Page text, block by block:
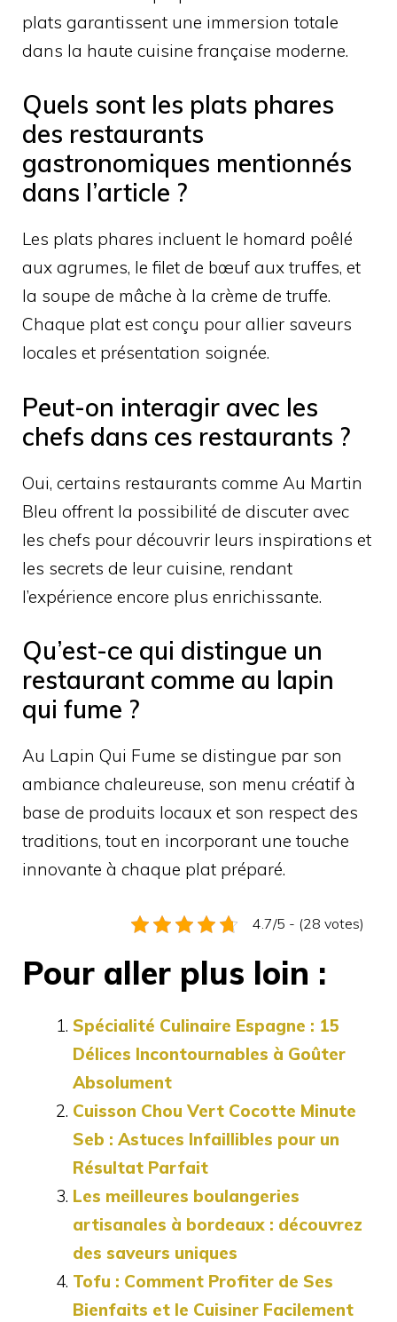
plats garantissent une immersion totale
dans la haute cuisine française moderne.
Quels sont les plats phares
des restaurants
gastronomiques mentionnés
dans l’article ?
Les plats phares incluent le homard poêlé
aux agrumes, le filet de bœuf aux truffes, et
la soupe de mâche à la crème de truffe.
Chaque plat est conçu pour allier saveurs
locales et présentation soignée.
Peut-on interagir avec les
chefs dans ces restaurants ?
Oui, certains restaurants comme Au Martin
Bleu offrent la possibilité de discuter avec
les chefs pour découvrir leurs inspirations et
les secrets de leur cuisine, rendant
l’expérience encore plus enrichissante.
Qu’est-ce qui distingue un
restaurant comme au lapin
qui fume ?
Au Lapin Qui Fume se distingue par son
ambiance chaleureuse, son menu créatif à
base de produits locaux et son respect des
traditions, tout en incorporant une touche
innovante à chaque plat préparé.
4.7/5 - (28 votes)
Pour aller plus loin :
Spécialité Culinaire Espagne : 15
Délices Incontournables à Goûter
Absolument
Cuisson Chou Vert Cocotte Minute
Seb : Astuces Infaillibles pour un
Résultat Parfait
Les meilleures boulangeries
artisanales à bordeaux : découvrez
des saveurs uniques
Tofu : Comment Profiter de Ses
Bienfaits et le Cuisiner Facilement